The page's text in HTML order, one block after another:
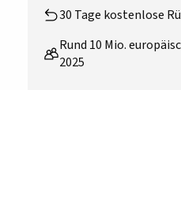
30 Tage kostenlose
Rund 10 Mio.
2025